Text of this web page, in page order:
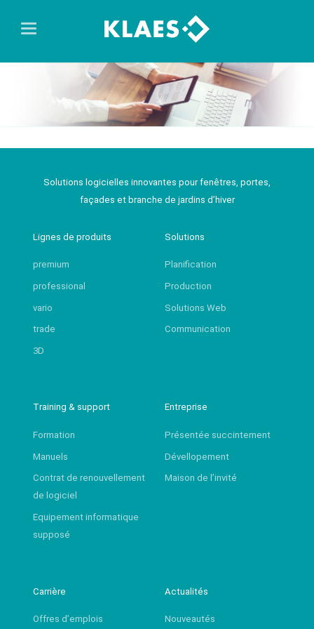
Solutions logicielles innovantes pour fenêtres, portes,
façades et branche de jardins d’hiver
Lignes de produits
premium
professional
vario
trade
3D
Solutions
Planification
Production
Solutions Web
Communication
Training & support
Formation
Manuels
Contrat de renouvellement
de logiciel
Equipement informatique
supposé
Entreprise
Présentée succintement
Dévellopement
Maison de l’invité
Carrière
Offres d’emplois
Actualités
Nouveautés